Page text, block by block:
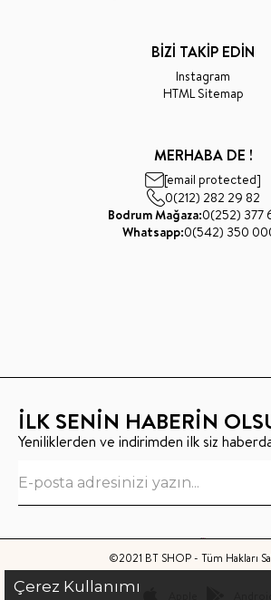
BİZİ TAKİP EDİN
Instagram
HTML Sitemap
MERHABA DE !
[email protected]
0(212) 282 29 82
Bodrum Mağaza:0(252) 377
Whatsapp:0(542) 350
İLK SENİN HABERİN
Yeniliklerden ve indirimden ilk siz
©2021 BT SHOP - Tüm Hakları
Çerez Kullanımı